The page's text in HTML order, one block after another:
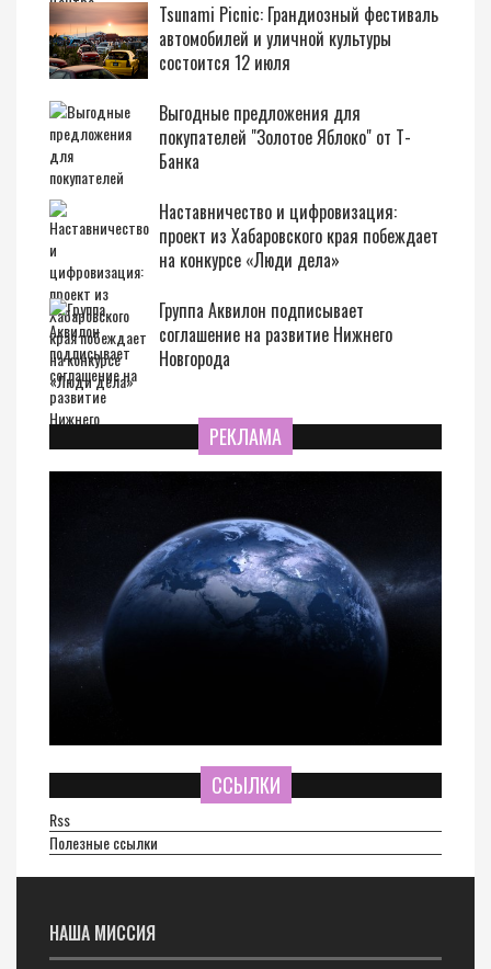
Tsunami Picnic: Грандиозный фестиваль
автомобилей и уличной культуры
состоится 12 июля
Выгодные предложения для
покупателей "Золотое Яблоко" от Т-
Банка
Наставничество и цифровизация:
проект из Хабаровского края побеждает
на конкурсе «Люди дела»
Группа Аквилон подписывает
соглашение на развитие Нижнего
Новгорода
РЕКЛАМА
ССЫЛКИ
Rss
Полезные ссылки
НАША МИССИЯ